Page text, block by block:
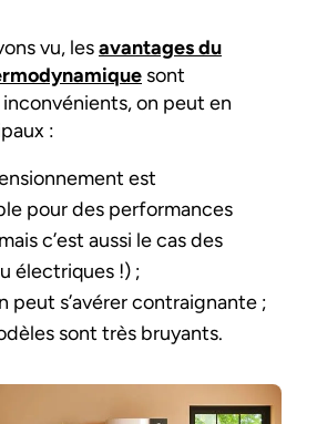
vu, lesavantages du
sont
on peut en
:
est
pour des performances
c’est aussi le cas des
électriques !) ;
peut s’avérer contraignante ;
sont très bruyants.